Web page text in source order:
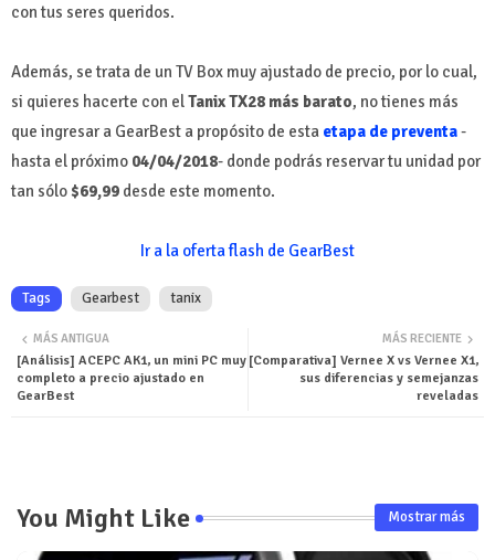
con tus seres queridos.
Además, se trata de un TV Box muy ajustado de precio, por lo cual,
si quieres hacerte con elTanix TX28 más barato, no tienes más
que ingresar a GearBest a propósito de esta etapa de preventa-
hasta el próximo 04/04/2018- donde podrás reservar tu unidad por
tan sólo $69,99 desde este momento.
Ir a la oferta flash de GearBest
Tags Gearbest tanix
MÁS RECIENTE
[Comparativa] Vernee X vs Vernee X1,
sus diferencias y semejanzas
reveladas
MÁS ANTIGUA
[Análisis] ACEPC AK1, un mini PC muy
completo a precio ajustado en
GearBest
You Might Like Mostrar más